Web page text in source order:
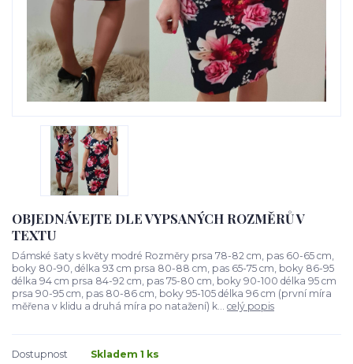
OBJEDNÁVEJTE DLE VYPSANÝCH ROZMĚRŮ V
TEXTU
Dámské šaty s květy modré Rozměry prsa 78-82 cm, pas 60-65 cm,
boky 80-90, délka 93 cm prsa 80-88 cm, pas 65-75 cm, boky 86-95
délka 94 cm prsa 84-92 cm, pas 75-80 cm, boky 90-100 délka 95 cm
prsa 90-95 cm, pas 80-86 cm, boky 95-105 délka 96 cm (první míra
měřena v klidu a druhá míra po natažení) k... celý popis
Dostupnost
Skladem 1 ks